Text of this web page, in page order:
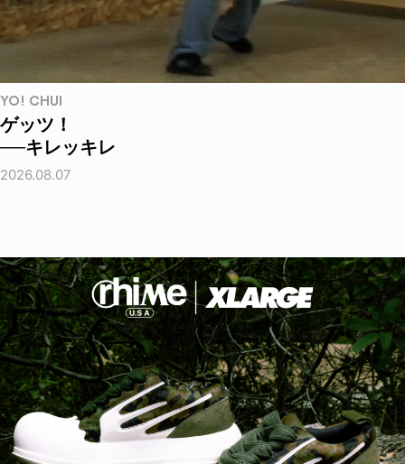
YO! CHUI
ゲッツ！
──キレッキレ
2026.08.07